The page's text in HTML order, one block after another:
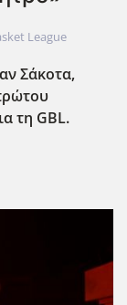
League
Σάκοτα,
τη GBL.